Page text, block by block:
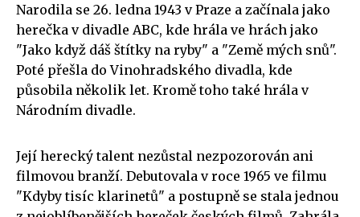
Narodila se 26. ledna 1943 v Praze a začínala jako
herečka v divadle ABC, kde hrála ve hrách jako
"Jako když dáš štítky na ryby" a "Země mých snů".
Poté přešla do Vinohradského divadla, kde
působila několik let. Kromě toho také hrála v
Národním divadle.
Její herecký talent nezůstal nezpozorován ani
filmovou branží. Debutovala v roce 1965 ve filmu
"Kdyby tisíc klarinetů" a postupně se stala jednou